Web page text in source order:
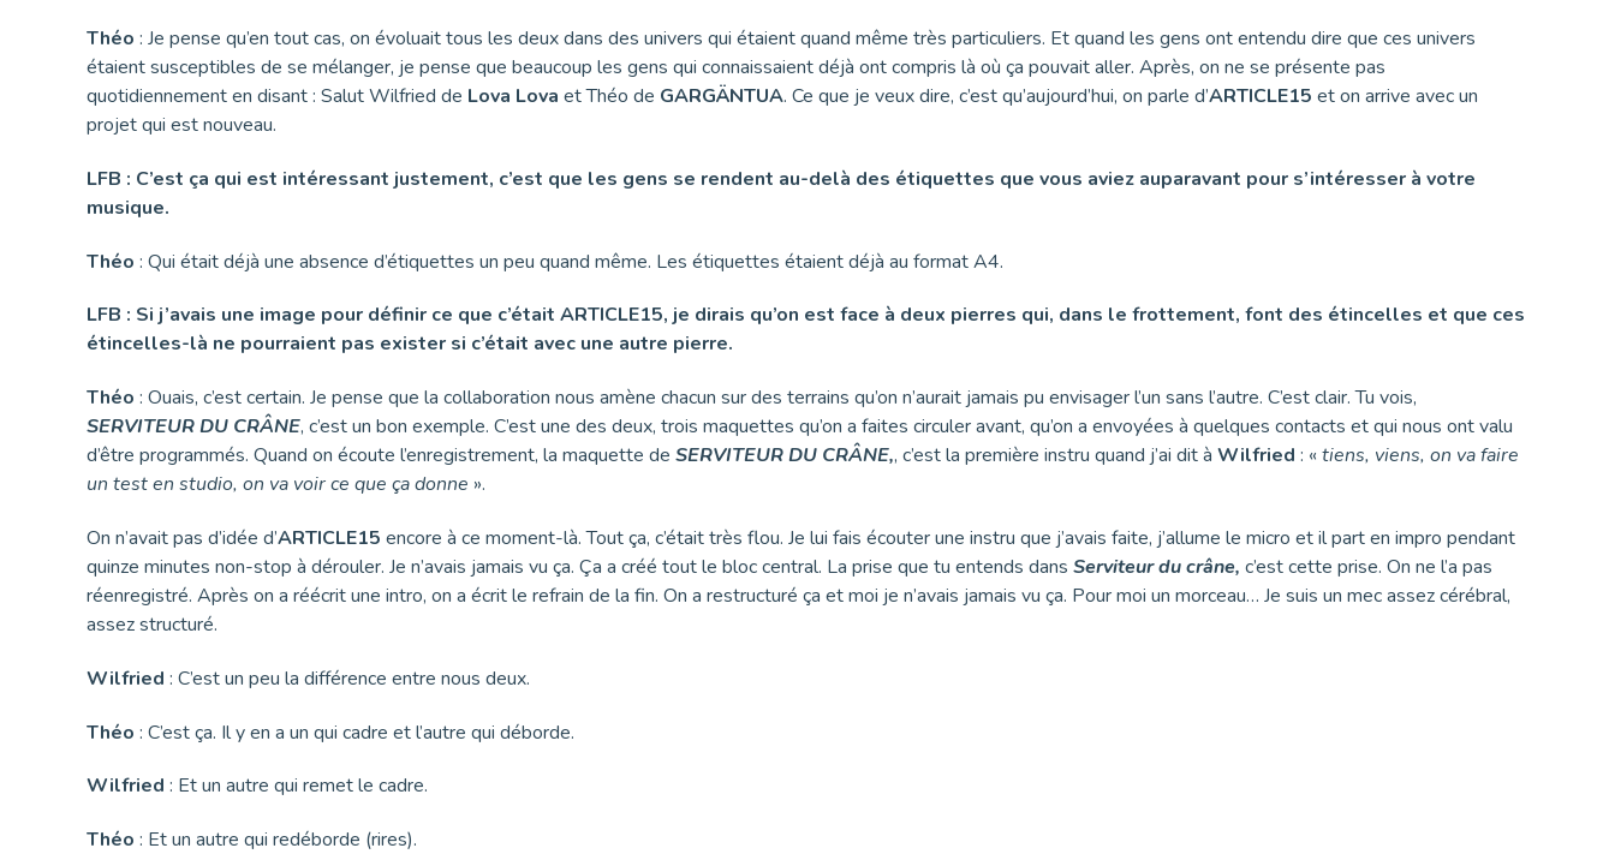
Théo : Je pense qu’en tout cas, on évoluait tous les deux dans des univers qui étaient quand même très particuliers. Et quand les gens ont entendu dire que ces univers
étaient susceptibles de se mélanger, je pense que beaucoup les gens qui connaissaient déjà ont compris là où ça pouvait aller. Après, on ne se présente pas
quotidiennement en disant : Salut Wilfried de Lova Lova et Théo de GARGÄNTUA. Ce que je veux dire, c’est qu’aujourd’hui, on parle d’ARTICLE15 et on arrive avec un
projet qui est nouveau.
LFB : C’est ça qui est intéressant justement, c’est que les gens se rendent au-delà des étiquettes que vous aviez auparavant pour s’intéresser à votre
musique.
Théo : Qui était déjà une absence d’étiquettes un peu quand même. Les étiquettes étaient déjà au format A4.
LFB : Si j’avais une image pour définir ce que c’était ARTICLE15, je dirais qu’on est face à deux pierres qui, dans le frottement, font des étincelles et que ces
étincelles-là ne pourraient pas exister si c’était avec une autre pierre.
Théo : Ouais, c’est certain. Je pense que la collaboration nous amène chacun sur des terrains qu’on n’aurait jamais pu envisager l’un sans l’autre. C’est clair. Tu vois,
SERVITEUR DU CRÂNE, c’est un bon exemple. C’est une des deux, trois maquettes qu’on a faites circuler avant, qu’on a envoyées à quelques contacts et qui nous ont valu
d’être programmés. Quand on écoute l’enregistrement, la maquette de SERVITEUR DU CRÂNE,, c’est la première instru quand j’ai dit à Wilfried : « tiens, viens, on va faire
un test en studio, on va voir ce que ça donne ».
On n’avait pas d’idée d’ARTICLE15 encore à ce moment-là. Tout ça, c’était très flou. Je lui fais écouter une instru que j’avais faite, j’allume le micro et il part en impro pendant
quinze minutes non-stop à dérouler. Je n’avais jamais vu ça. Ça a créé tout le bloc central. La prise que tu entends dans Serviteur du crâne, c’est cette prise. On ne l’a pas
réenregistré. Après on a réécrit une intro, on a écrit le refrain de la fin. On a restructuré ça et moi je n’avais jamais vu ça. Pour moi un morceau… Je suis un mec assez cérébral,
assez structuré.
Wilfried : C’est un peu la différence entre nous deux.
Théo : C’est ça. Il y en a un qui cadre et l’autre qui déborde.
Wilfried : Et un autre qui remet le cadre.
Théo : Et un autre qui redéborde (rires).